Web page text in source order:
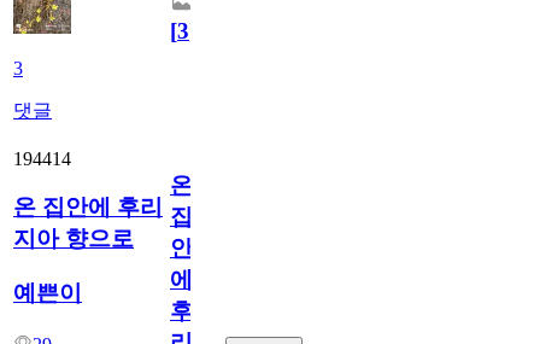
3
댓글
[3]
194414
온 집안에 후리
지아 향으로
예쁜이
온
집
안
에
후